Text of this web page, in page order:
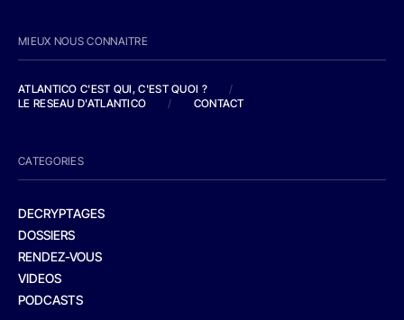
MIEUX NOUS CONNAITRE
ATLANTICO C'EST QUI, C'EST QUOI ?
/
LE RESEAU D'ATLANTICO
/ CONTACT
CATEGORIES
DECRYPTAGES
DOSSIERS
RENDEZ-VOUS
VIDEOS
PODCASTS